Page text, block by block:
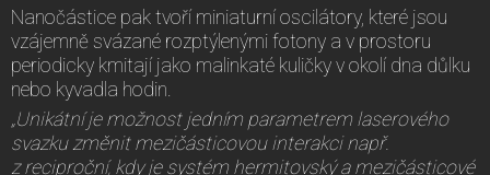
Nanočástice pak tvoří miniaturní oscilátory, které jsou
vzájemně svázané rozptýlenými fotony a v prostoru
periodicky kmitají jako malinkaté kuličky v okolí dna důlku
nebo kyvadla hodin.
„Unikátní je možnost jedním parametrem laserového
svazku změnit mezičásticovou interakci např.
z reciproční, kdy je systém hermitovský a mezičásticové